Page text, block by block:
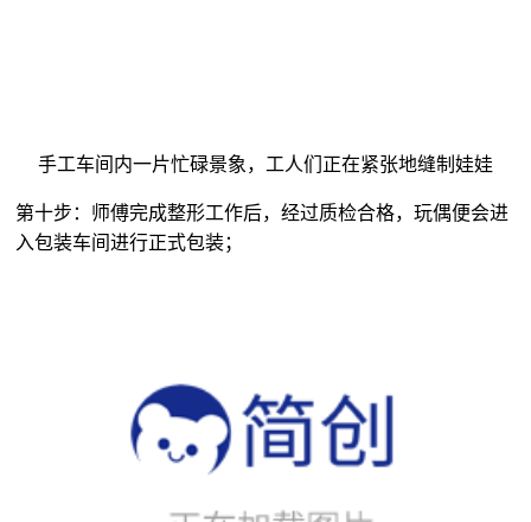
手工车间内一片忙碌景象，工人们正在紧张地缝制娃娃
第十步：师傅完成整形工作后，经过质检合格，玩偶便会进
入包装车间进行正式包装；